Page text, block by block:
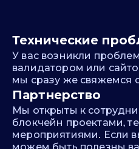
Технические
У вас возникли
валидатором или
мы сразу же свяжемся
Партнерство
Мы открыты к
блокчейн проектами,
мероприятиями. Если